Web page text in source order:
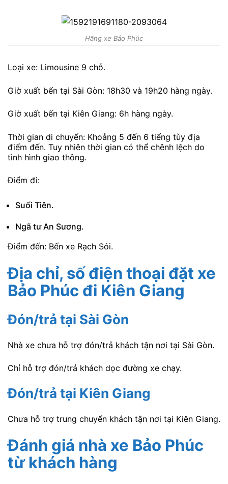
Hãng xe Bảo Phúc
Loại xe: Limousine 9 chỗ.
Giờ xuất bến tại Sài Gòn: 18h30 và 19h20 hàng ngày.
Giờ xuất bến tại Kiên Giang: 6h hàng ngày.
Thời gian di chuyển: Khoảng 5 đến 6 tiếng tùy địa
điểm đến. Tuy nhiên thời gian có thể chênh lệch do
tình hình giao thông.
Điểm đi:
Suối Tiên.
Ngã tư An Sương.
Điểm đến: Bến xe Rạch Sỏi.
Địa chỉ, số điện thoại đặt xe
Bảo Phúc đi Kiên Giang
Đón/trả tại Sài Gòn
Nhà xe chưa hỗ trợ đón/trả khách tận nơi tại Sài Gòn.
Chỉ hỗ trợ đón/trả khách dọc đường xe chạy.
Đón/trả tại Kiên Giang
Chưa hỗ trợ trung chuyển khách tận nơi tại Kiên Giang.
Đánh giá nhà xe Bảo Phúc
từ khách hàng